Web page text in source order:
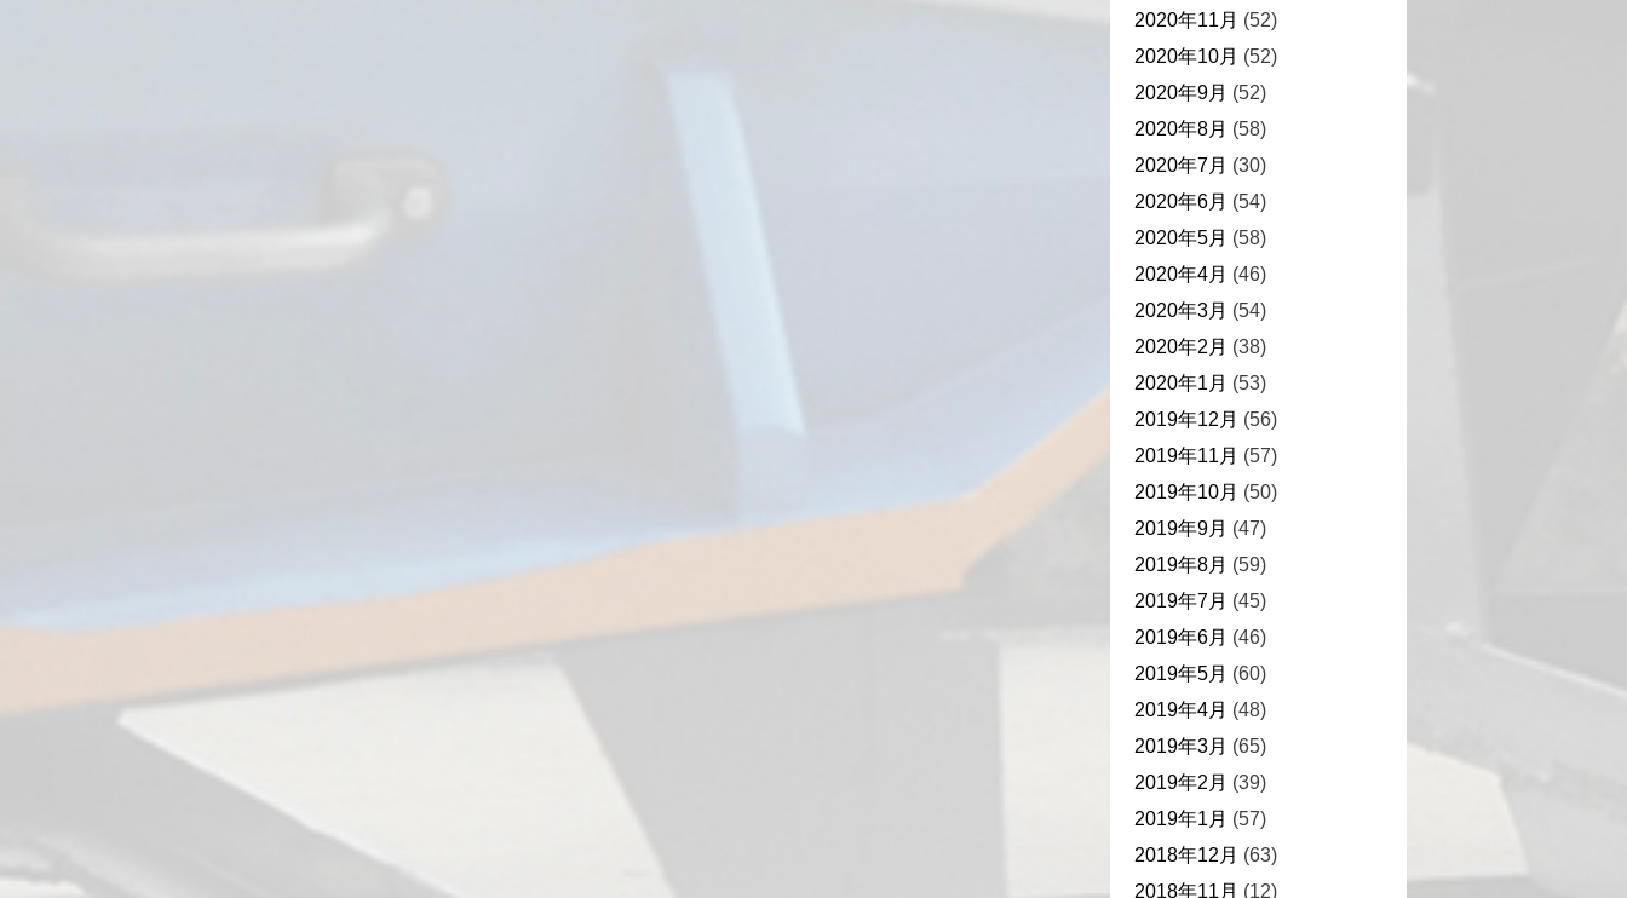
2020年11月 (52)
2020年10月 (52)
2020年9月 (52)
2020年8月 (58)
2020年7月 (30)
2020年6月 (54)
2020年5月 (58)
2020年4月 (46)
2020年3月 (54)
2020年2月 (38)
2020年1月 (53)
2019年12月 (56)
2019年11月 (57)
2019年10月 (50)
2019年9月 (47)
2019年8月 (59)
2019年7月 (45)
2019年6月 (46)
2019年5月 (60)
2019年4月 (48)
2019年3月 (65)
2019年2月 (39)
2019年1月 (57)
2018年12月 (63)
2018年11月 (12)